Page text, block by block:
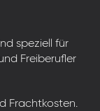
speziell für
Freiberufler
Frachtkosten.